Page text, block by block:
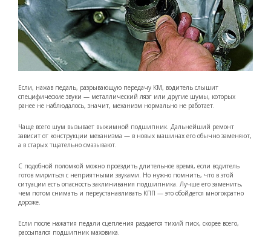
Если, нажав педаль, разрывающую передачу КМ, водитель слышит
специфические звуки — металлический лязг или другие шумы, которых
ранее не наблюдалось, значит, механизм нормально не работает.
Чаще всего шум вызывает выжимной подшипник. Дальнейший ремонт
зависит от конструкции механизма — в новых машинах его обычно заменяют,
а в старых тщательно смазывают.
С подобной поломкой можно проездить длительное время, если водитель
готов мириться с неприятными звуками. Но нужно помнить, что в этой
ситуации есть опасность заклинивания подшипника. Лучше его заменить,
чем потом снимать и переустанавливать КПП — это обойдется многократно
дороже.
Если после нажатия педали сцепления раздается тихий писк, скорее всего,
рассыпался подшипник маховика.